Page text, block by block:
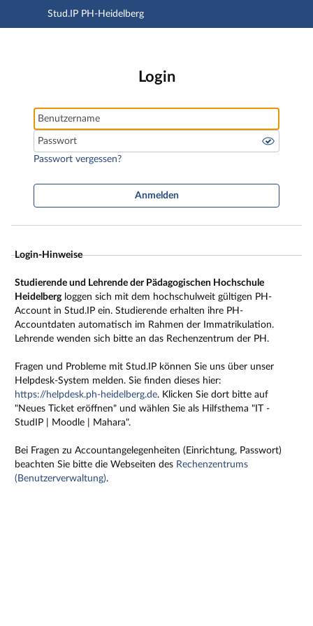
Hauptnavigation
Stud.IP PH-Heidelberg
Login
Benutzername
Passwort
Passwort vergessen?
Anmelden
Login-Hinweise
Studierende und Lehrende der Pädagogischen Hochschule
Heidelbergloggen sich mit dem hochschulweit gültigen PH-
Account in Stud.IP ein. Studierende erhalten ihre PH-
Accountdaten automatisch im Rahmen der Immatrikulation.
Lehrende wenden sich bitte an das Rechenzentrum der PH.
Fragen und Probleme mit Stud.IP können Sie uns über unser
Helpdesk-System melden. Sie finden dieses hier:
https://helpdesk.ph-heidelberg.de. Klicken Sie dort bitte auf
"Neues Ticket eröffnen" und wählen Sie als Hilfsthema "IT -
StudIP | Moodle | Mahara".
Bei Fragen zu Accountangelegenheiten (Einrichtung, Passwort)
beachten Sie bitte die Webseiten des Rechenzentrums
(Benutzerverwaltung).